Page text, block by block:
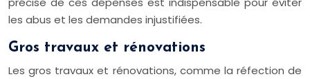
les abus et les demandes injustifiées.
Gros travaux et rénovations
Les gros travaux et rénovations, comme la réfection de